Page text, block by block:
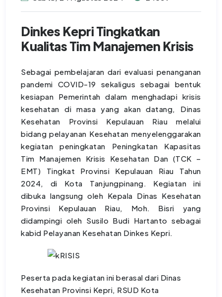
Dinkes Kepri Tingkatkan
Kualitas Tim Manajemen Krisis
Sebagai pembelajaran dari evaluasi penanganan
pandemi COVID-19 sekaligus sebagai bentuk
kesiapan Pemerintah dalam menghadapi krisis
kesehatan di masa yang akan datang, Dinas
Kesehatan Provinsi Kepulauan Riau melalui
bidang pelayanan Kesehatan menyelenggarakan
kegiatan peningkatan Peningkatan Kapasitas
Tim Manajemen Krisis Kesehatan Dan (TCK –
EMT) Tingkat Provinsi Kepulauan Riau Tahun
2024, di Kota Tanjungpinang. Kegiatan ini
dibuka langsung oleh Kepala Dinas Kesehatan
Provinsi Kepulauan Riau, Moh. Bisri yang
didampingi oleh Susilo Budi Hartanto sebagai
kabid Pelayanan Kesehatan Dinkes Kepri.
Peserta pada kegiatan ini berasal dari Dinas
Kesehatan Provinsi Kepri, RSUD Kota